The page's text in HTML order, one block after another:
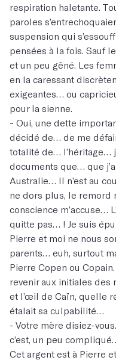
respiration haletante.
paroles
suspension qui
pensées à la fois. Sauf
et un peu gêné. Les
en la caressant
exigeantes… ou
pour la sienne.
- Oui, une dette
décidé de… de me
totalité de… l’héritage…
documents que… que
Australie… Il n’est au
ne dors plus, le remord
conscience m’accuse…
quitte pas… ! Je suis
Pierre et moi ne nous
parents… euh, surtout
Pierre Copen ou
revenir aux initiales des
et l’œil de Caïn, quelle
étalait sa culpabilité…
- Votre mère disiez-
c’est, un peu
Cet argent est à Pierre